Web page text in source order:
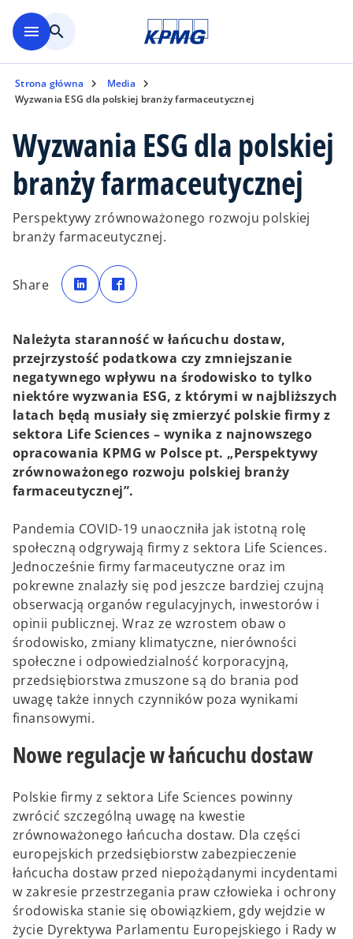
menu search
Strona główna
Media
Wyzwania ESG dla polskiej branży farmaceutycznej
Wyzwania ESG dla polskiej
branży farmaceutycznej
Perspektywy zrównoważonego rozwoju polskiej
branży farmaceutycznej.
Share
o
p
e
n
a
n
e
w
t
a
b
p
e
a
n
e
w
t
a
b
Należyta staranność w łańcuchu dostaw,
przejrzystość podatkowa czy zmniejszanie
negatywnego wpływu na środowisko to tylko
niektóre wyzwania ESG, z którymi w najbliższych
latach będą musiały się zmierzyć polskie firmy z
sektora Life Sciences – wynika z najnowszego
opracowania KPMG w Polsce pt. „Perspektywy
zrównoważonego rozwoju polskiej branży
farmaceutycznej”.
Pandemia COVID-19 unaoczniła jak istotną rolę
społeczną odgrywają firmy z sektora Life Sciences.
Jednocześnie firmy farmaceutyczne oraz im
pokrewne znalazły się pod jeszcze bardziej czujną
obserwacją organów regulacyjnych, inwestorów i
opinii publicznej. Wraz ze wzrostem obaw o
środowisko, zmiany klimatyczne, nierówności
społeczne i odpowiedzialność korporacyjną,
przedsiębiorstwa zmuszone są do brania pod
uwagę także innych czynników poza wynikami
finansowymi.
Nowe regulacje w łańcuchu dostaw
Polskie firmy z sektora Life Sciences powinny
zwrócić szczególną uwagę na kwestie
zrównoważonego łańcucha dostaw. Dla części
europejskich przedsiębiorstw zabezpieczenie
łańcucha dostaw przed niepożądanymi incydentami
w zakresie przestrzegania praw człowieka i ochrony
środowiska stanie się obowiązkiem, gdy wejdzie w
życie Dyrektywa Parlamentu Europejskiego i Rady w